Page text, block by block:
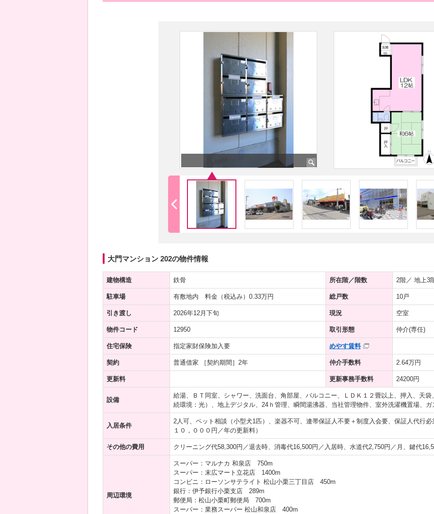
大門マンション 202の物件情報
建物構造 鉄骨 所在階／階数 2階／ 地上3
駐車場 有敷地内 料金（税込み）0.33万円 総戸数 10戸
引き渡し 2026年12月下旬 現況 空室
物件コード 12950 取引形態 仲介(専任)
住宅保険 指定家財保険加入要 めやす賃料
契約 普通借家 ［契約期間］2年 仲介手数料 2.64万円
更新料 更新事務手数料 24200円
設備
給湯、ＢＴ同室、シャワー、洗面台、角部屋、バルコニー、ＬＤＫ１２畳以上、押入、天
続環境：光）、地上デジタル、24ｈ管理、瞬間湯沸器、当社管理物件、室外洗濯機置場、ガ
入居条件
2人可、ペット相談（小型犬1匹）、楽器不可、連帯保証人不要＋制度入会要、保証人代行
１０，０００円／年の更新料）
その他の費用 クリーニング代58,300円／退去時、消毒代16,500円／入居時、水道代2,750円／月、鍵代
周辺環境
スーパー：マルナカ 和泉店 750m
スーパー：末広マート立花店 1400m
コンビニ：ローソンサテライト 松山小栗三丁目店 450m
銀行：伊予銀行小栗支店 289m
郵便局：松山小栗町郵便局 700m
スーパー：業務スーパー 松山和泉店 400m